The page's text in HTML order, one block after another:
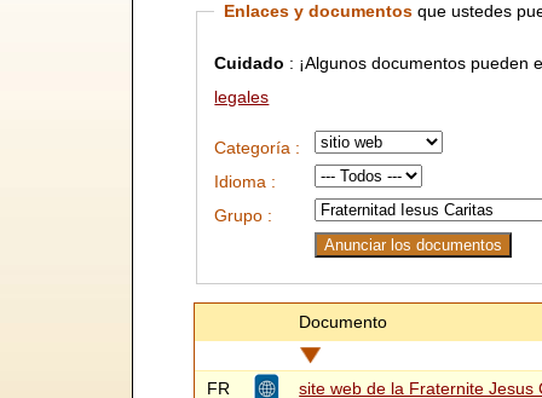
Enlaces y documentosque ustedes
Cuidado : ¡Algunos documentos
legales
Categoría :
Idioma :
Grupo :
Documento
FR
site web de la Fraternite Jesus